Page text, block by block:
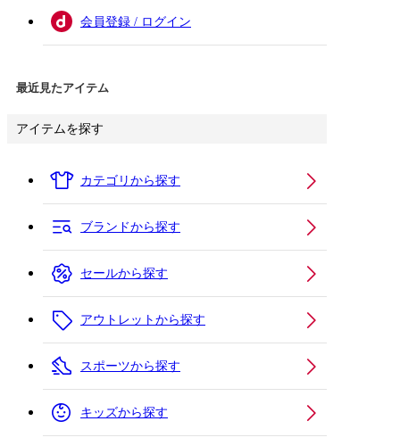
会員登録 / ログイン
最近見たアイテム
アイテムを探す
カテゴリから探す
ブランドから探す
セールから探す
アウトレットから探す
スポーツから探す
キッズから探す